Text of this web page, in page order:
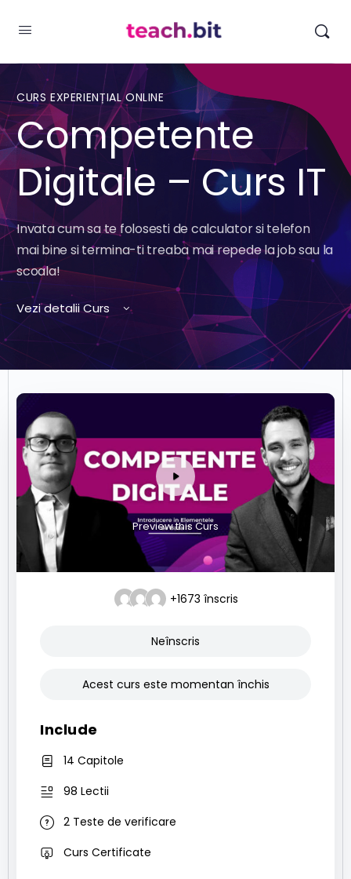
CURS EXPERIENȚIAL ONLINE
Competente
Digitale – Curs IT
Invata cum sa te folosesti de calculator si telefon
mai bine si termina-ti treaba mai repede la job sau la
scoala!
Vezi detalii Curs
Preview this Curs
+1673 înscris
Neînscris
Acest curs este momentan închis
Include
14 Capitole
98 Lectii
2 Teste de verificare
Curs Certificate